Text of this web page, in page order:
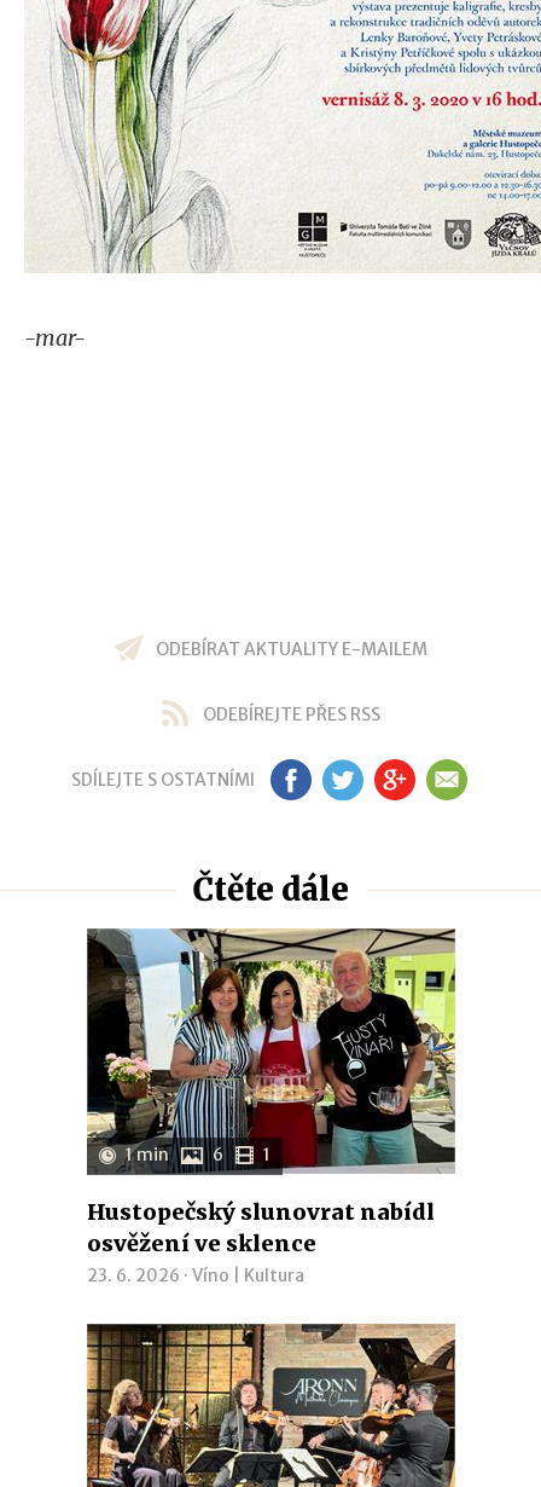
-mar-
ODEBÍRAT AKTUALITY E-MAILEM
ODEBÍREJTE PŘES RSS
SDÍLEJTE S OSTATNÍMI FB TW GP EM
Čtěte dále
1 min 6 1
Hustopečský slunovrat nabídl
osvěžení ve sklence
23. 6. 2026 · Víno Kultura